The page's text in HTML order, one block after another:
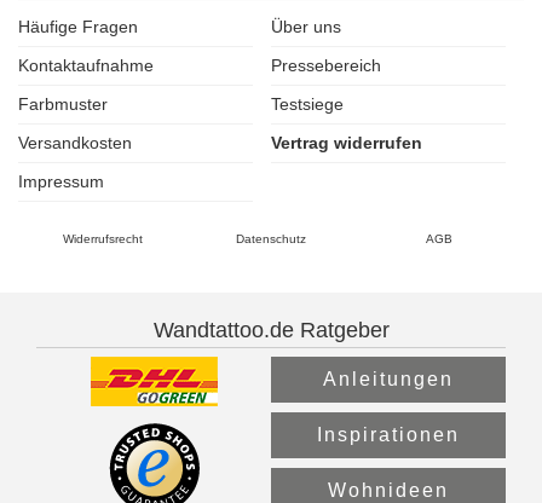
Häufige Fragen
Über uns
Kontaktaufnahme
Pressebereich
Farbmuster
Testsiege
Versandkosten
Vertrag widerrufen
Impressum
Widerrufsrecht Datenschutz AGB
Wandtattoo.de Ratgeber
Anleitungen
Inspirationen
Wohnideen